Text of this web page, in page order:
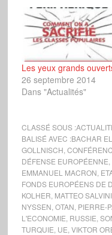
Les yeux grands
26 septembre 2014
Dans "Actualités"
CLASSÉ SOUS :
BALISÉ AVEC :BACHAR
GOLLNISCH
DÉFENSE EUROPÉENNE
EMMANUEL MACRON
FONDS EUROPÉENS DE
KOLHER MATTEO SALVINI,
NYSSEN OTAN PIERRE-
L'ECONOMIE RUSSIE
TURQUIE UE VIKTOR